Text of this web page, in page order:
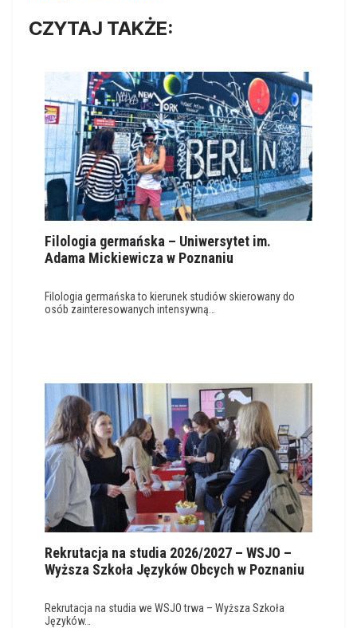
CZYTAJ TAKŻE:
Filologia germańska – Uniwersytet im.
Adama Mickiewicza w Poznaniu
Filologia germańska to kierunek studiów skierowany do
osób zainteresowanych intensywną…
Rekrutacja na studia 2026/2027 – WSJO –
Wyższa Szkoła Języków Obcych w Poznaniu
Rekrutacja na studia we WSJO trwa – Wyższa Szkoła
Języków…